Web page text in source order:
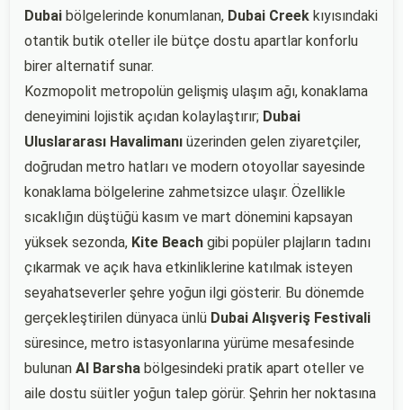
Dubai bölgelerinde konumlanan, Dubai Creek kıyısındaki
otantik butik oteller ile bütçe dostu apartlar konforlu
birer alternatif sunar.
Kozmopolit metropolün gelişmiş ulaşım ağı, konaklama
deneyimini lojistik açıdan kolaylaştırır; Dubai
Uluslararası Havalimanı üzerinden gelen ziyaretçiler,
doğrudan metro hatları ve modern otoyollar sayesinde
konaklama bölgelerine zahmetsizce ulaşır. Özellikle
sıcaklığın düştüğü kasım ve mart dönemini kapsayan
yüksek sezonda, Kite Beach gibi popüler plajların tadını
çıkarmak ve açık hava etkinliklerine katılmak isteyen
seyahatseverler şehre yoğun ilgi gösterir. Bu dönemde
gerçekleştirilen dünyaca ünlü Dubai Alışveriş Festivali
süresince, metro istasyonlarına yürüme mesafesinde
bulunan Al Barsha bölgesindeki pratik apart oteller ve
aile dostu süitler yoğun talep görür. Şehrin her noktasına